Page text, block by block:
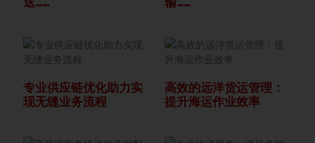
专业供应链优化助力实
现无缝业务流程
高效的远洋货运管理：
提升海运作业效率